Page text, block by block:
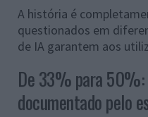
A história é
questionados em
de IA garantem aos
De 33% para
documentado pelo